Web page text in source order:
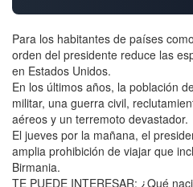
Para los habitantes de países
orden del presidente reduce las
en Estados Unidos.
En los últimos años, la población
militar, una guerra civil,
aéreos y un terremoto devastador.
El jueves por la mañana, el
amplia prohibición de viajar que
Birmania.
TE PUEDE INTERESAR: ¿Qué